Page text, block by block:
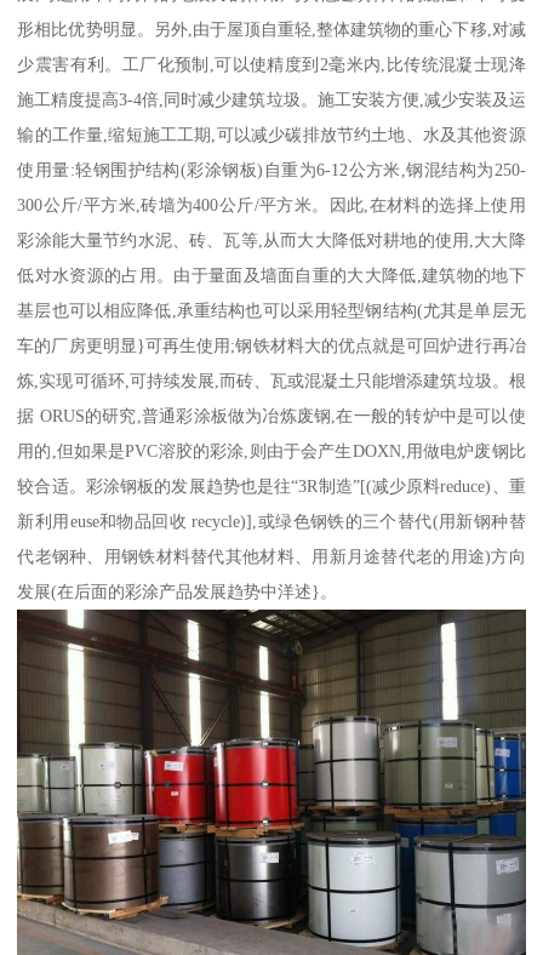
形相比优势明显。另外,由于屋顶自重轻,整体建筑物的重心下移,对减
少震害有利。工厂化预制,可以使精度到2毫米内,比传统混凝士现洚
施工精度提高3-4倍,同时减少建筑垃圾。施工安装方便,减少安装及运
输的工作量,缩短施工工期,可以减少碳排放节约土地、水及其他资源
使用量:轻钢围护结构(彩涂钢板)自重为6-12公方米,钢混结构为250-
300公斤/平方米,砖墙为400公斤/平方米。因此,在材料的选择上使用
彩涂能大量节约水泥、砖、瓦等,从而大大降低对耕地的使用,大大降
低对水资源的占用。由于量面及墙面自重的大大降低,建筑物的地下
基层也可以相应降低,承重结构也可以采用轻型钢结构(尤其是单层无
车的厂房更明显}可再生使用;钢铁材料大的优点就是可回炉进行再冶
炼,实现可循环,可持续发展,而砖、瓦或混凝土只能增添建筑垃圾。根
据 ORUS的研究,普通彩涂板做为冶炼废钢,在一般的转炉中是可以使
用的,但如果是PVC溶胶的彩涂,则由于会产生DOXN,用做电炉废钢比
较合适。彩涂钢板的发展趋势也是往“3R制造”[(减少原料reduce)、重
新利用euse和物品回收 recycle)],或绿色钢铁的三个替代(用新钢种替
代老钢种、用钢铁材料替代其他材料、用新月途替代老的用途)方向
发展(在后面的彩涂产品发展趋势中洋述}。